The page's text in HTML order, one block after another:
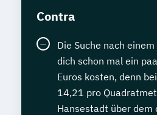
Contra
Die Suche nach
dich schon mal ein
Euros kosten, denn
14,21 pro
Hansestadt über dem